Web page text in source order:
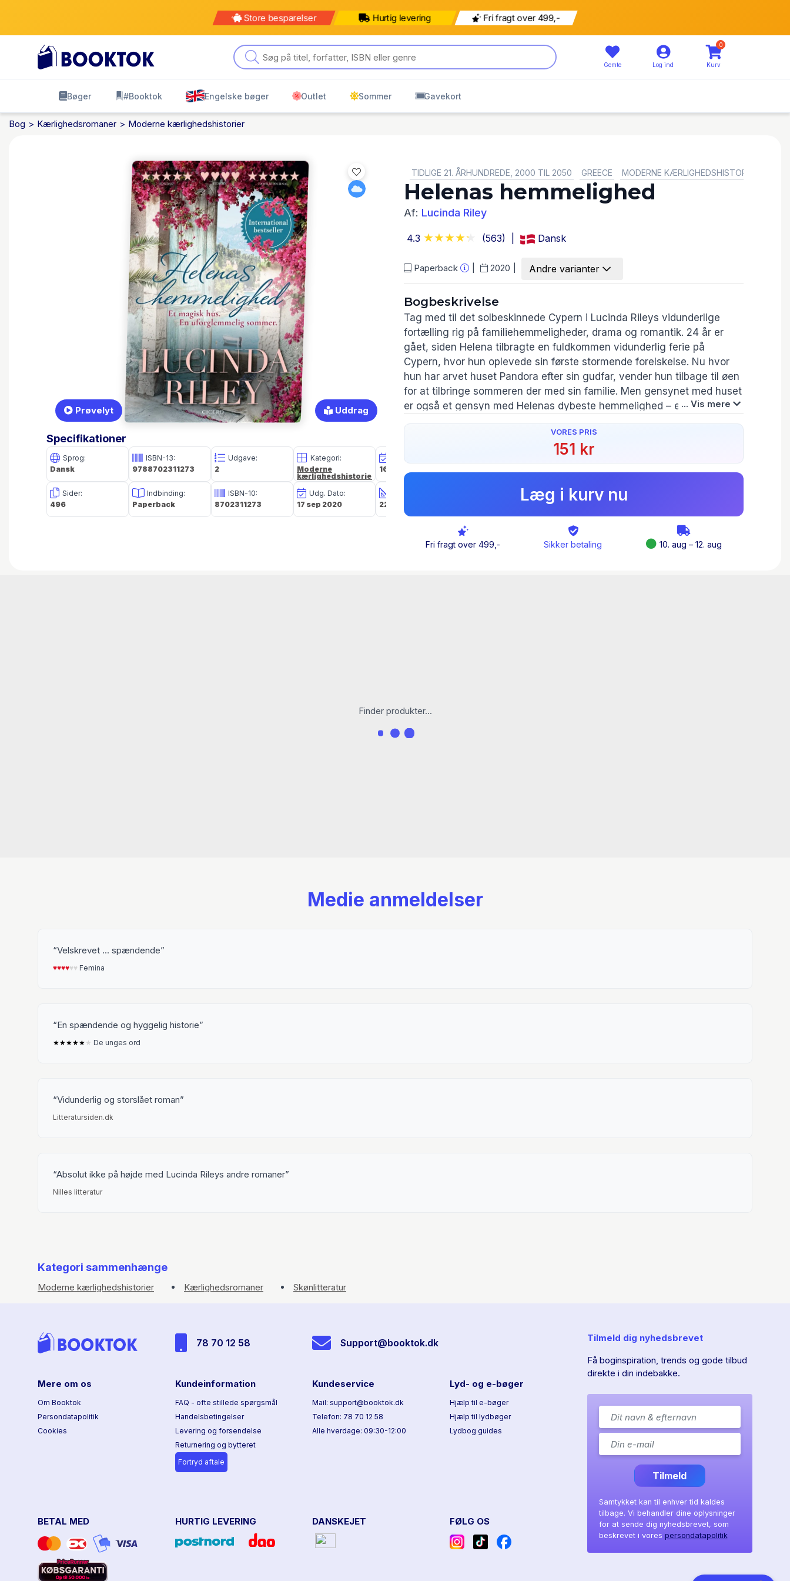
Store besparelser Hurtig levering Fri fragt over 499,-
Gemte Log ind
0
Kurv
Bøger #Booktok Engelske bøger Outlet Sommer Gavekort
Bog Kærlighedsromaner Moderne kærlighedshistorier
Prøvelyt Uddrag
Specifikationer
Sprog:
Dansk
Sider:
496
ISBN-13:
9788702311273
Indbinding:
Paperback
Udgave:
2
ISBN-10:
8702311273
Kategori:
Moderne
kærlighedshistorier
Udg. Dato:
17 sep 2020
16 feb 2024
22,1 x 15,3 x 3,7
Forfatter(e):
Oversætter:
Ulla Lauridsen
TIDLIGE 21. ÅRHUNDREDE, 2000 TIL 2050
GREECE MODERNE KÆRLIGHEDSHISTORIER
Helenas hemmelighed
Af: Lucinda Riley
4.3 (563) Dansk
Paperback 2020 Andre varianter
Bogbeskrivelse
Tag med til det solbeskinnede Cypern i Lucinda Rileys vidunderlige
fortælling rig på familiehemmeligheder, drama og romantik. 24 år er
gået, siden Helena tilbragte en fuldkommen vidunderlig ferie på
Cypern, hvor hun oplevede sin første stormende forelskelse. Nu hvor
hun har arvet huset Pandora efter sin gudfar, vender hun tilbage til øen
for at tilbringe sommeren der med sin familie. Men gensynet med huset
er også et gensyn med Helenas dybeste hemmelighed – en
hemmelighed, hun har holdt skjult for manden, William, og sønnen,
Alex, som er en sårbar teenager, der gerne vil beskytte sin elskede
mor, men også er opsat på at få sandheden at vide om sin rigtige far.
Da Helena ved et tilfælde møder sin første store kærlighed igen, sætter
det gang i en kæde af begivenheder, der vil få hendes fortid og fremtid
til at kollidere. Og både Helena og Alex ved, at deres liv aldrig vil blive
det samme igen, når først alle Pandoras hemmeligheder har set dagens
Pressen skriver:
»Nye læsere kan fint stige på her, og trofaste
fans kan, helt som sædvanlig, føle sig godt underholdt …« ***** –
»Det er en rigtig Riley-fortælling, der kredser om kærlighed,
... Vis mere
VORES PRIS
151 kr
Læg i kurv nu
Fri fragt over 499,- Sikker betaling 10. aug – 12. aug
Finder produkter...
Medie anmeldelser
Velskrevet ... spændende
♥︎♥︎♥︎♥︎♥︎♥︎ Femina
En spændende og hyggelig historie
★★★★★ ★ De unges ord
Vidunderlig og storslået roman
Litteratursiden.dk
Absolut ikke på højde med Lucinda Rileys andre romaner
Nilles litteratur
Kategori sammenhænge
Moderne kærlighedshistorier Kærlighedsromaner Skønlitteratur
78 70 12 58 Support@booktok.dk
Mere om os
Om Booktok
Persondatapolitik
Cookies
Kundeinformation
FAQ - ofte stillede spørgsmål
Handelsbetingelser
Levering og forsendelse
Returnering og bytteret
Fortryd aftale
Kundeservice
Mail: support@booktok.dk
Telefon: 78 70 12 58
Alle hverdage: 09:30-12:00
Lyd- og e-bøger
Hjælp til e-bøger
Hjælp til lydbøger
Lydbog guides
BETAL MED HURTIG LEVERING DANSKEJET FØLG OS
Tilmeld dig nyhedsbrevet
Få boginspiration, trends og gode tilbud
direkte i din indebakke.
Tilmeld
Samtykket kan til enhver tid kaldes
tilbage. Vi behandler dine oplysninger
for at sende dig nyhedsbrevet, som
beskrevet i vores persondatapolitik